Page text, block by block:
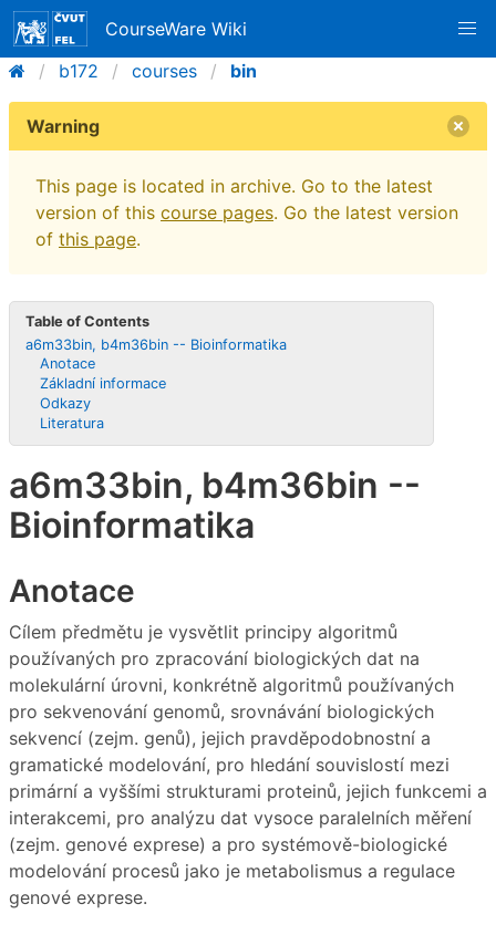
CourseWare Wiki
b172
courses bin
Warning
This page is located in archive. Go to the latest
version of this course pages. Go the latest version
of this page.
Table of Contents
a6m33bin, b4m36bin -- Bioinformatika
Anotace
Základní informace
Odkazy
Literatura
a6m33bin, b4m36bin --
Bioinformatika
Anotace
Cílem předmětu je vysvětlit principy algoritmů
používaných pro zpracování biologických dat na
molekulární úrovni, konkrétně algoritmů používaných
pro sekvenování genomů, srovnávání biologických
sekvencí (zejm. genů), jejich pravděpodobnostní a
gramatické modelování, pro hledání souvislostí mezi
primární a vyššími strukturami proteinů, jejich funkcemi a
interakcemi, pro analýzu dat vysoce paralelních měření
(zejm. genové exprese) a pro systémově-biologické
modelování procesů jako je metabolismus a regulace
genové exprese.